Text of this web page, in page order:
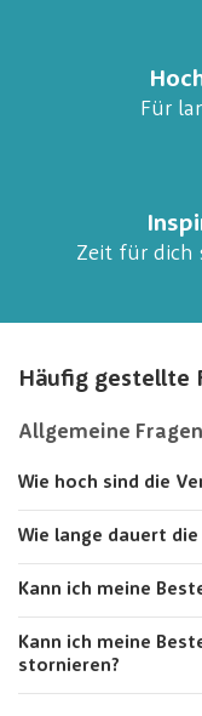
Für
Zeit für dich
Häufig gestellte
Allgemeine Fragen
Wie hoch sind die
Wie lange dauert die
Kann ich meine
Kann ich meine
stornieren?